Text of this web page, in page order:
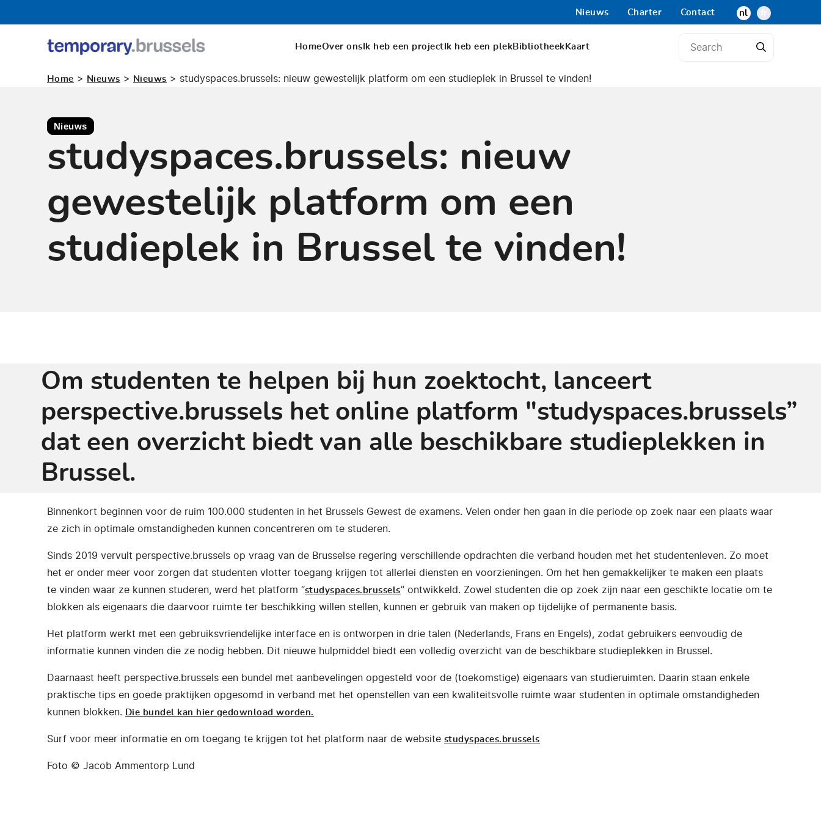
Nieuws Charter Contact nl
tijdelijk
HomeOver onsIk heb een projectIk heb een plekBibliotheekKaart
Home > Nieuws > Nieuws > studyspaces.brussels: nieuw gewestelijk platform om een studieplek in Brussel te vinden!
Nieuws
studyspaces.brussels: nieuw
gewestelijk platform om een
studieplek in Brussel te vinden!
Om studenten te helpen bij hun zoektocht, lanceert
perspective.brussels het online platform "studyspaces.brussels”
dat een overzicht biedt van alle beschikbare studieplekken in
Brussel.
Binnenkort beginnen voor de ruim 100.000 studenten in het Brussels Gewest de examens. Velen onder hen gaan in die periode op zoek naar een plaats waar
ze zich in optimale omstandigheden kunnen concentreren om te studeren.
Sinds 2019 vervult perspective.brussels op vraag van de Brusselse regering verschillende opdrachten die verband houden met het studentenleven. Zo moet
het er onder meer voor zorgen dat studenten vlotter toegang krijgen tot allerlei diensten en voorzieningen. Om het hen gemakkelijker te maken een plaats
te vinden waar ze kunnen studeren, werd het platform “studyspaces.brussels” ontwikkeld. Zowel studenten die op zoek zijn naar een geschikte locatie om te
blokken als eigenaars die daarvoor ruimte ter beschikking willen stellen, kunnen er gebruik van maken op tijdelijke of permanente basis.
Het platform werkt met een gebruiksvriendelijke interface en is ontworpen in drie talen (Nederlands, Frans en Engels), zodat gebruikers eenvoudig de
informatie kunnen vinden die ze nodig hebben. Dit nieuwe hulpmiddel biedt een volledig overzicht van de beschikbare studieplekken in Brussel.
Daarnaast heeft perspective.brussels een bundel met aanbevelingen opgesteld voor de (toekomstige) eigenaars van studieruimten. Daarin staan enkele
praktische tips en goede praktijken opgesomd in verband met het openstellen van een kwaliteitsvolle ruimte waar studenten in optimale omstandigheden
kunnen blokken. Die bundel kan hier gedownload worden.
Surf voor meer informatie en om toegang te krijgen tot het platform naar de website studyspaces.brussels
Foto © Jacob Ammentorp Lund